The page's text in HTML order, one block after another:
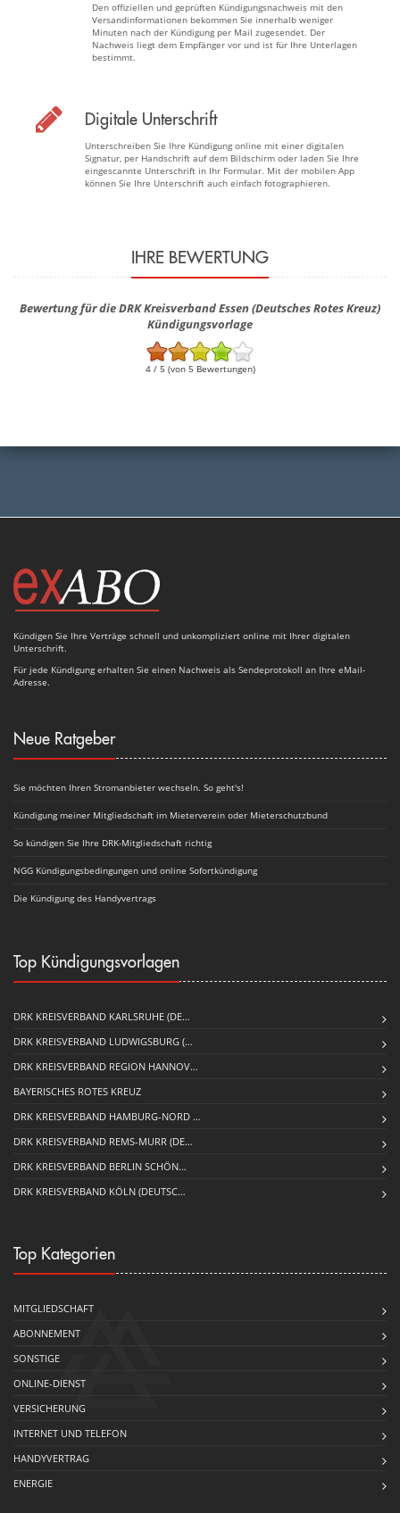
Den offiziellen und geprüften Kündigungsnachweis mit den
Versandinformationen bekommen Sie innerhalb weniger
Minuten nach der Kündigung per Mail zugesendet. Der
Nachweis liegt dem Empfänger vor und ist für Ihre Unterlagen
bestimmt.
Digitale Unterschrift
Unterschreiben Sie Ihre Kündigung online mit einer digitalen
Signatur, per Handschrift auf dem Bildschirm oder laden Sie Ihre
eingescannte Unterschrift in Ihr Formular. Mit der mobilen App
können Sie Ihre Unterschrift auch einfach fotographieren.
IHRE BEWERTUNG
Bewertung für die DRK Kreisverband Essen (Deutsches Rotes Kreuz)
Kündigungsvorlage
4 / 5 (von 5 Bewertungen)
Kündigen Sie Ihre Verträge schnell und unkompliziert online mit Ihrer digitalen
Unterschrift.
Für jede Kündigung erhalten Sie einen Nachweis als Sendeprotokoll an Ihre eMail-
Adresse.
Neue Ratgeber
Sie möchten Ihren Stromanbieter wechseln. So geht's!
Kündigung meiner Mitgliedschaft im Mieterverein oder Mieterschutzbund
So kündigen Sie Ihre DRK-Mitgliedschaft richtig
NGG Kündigungsbedingungen und online Sofortkündigung
Die Kündigung des Handyvertrags
Top Kündigungsvorlagen
DRK KREISVERBAND KARLSRUHE (DE…
DRK KREISVERBAND LUDWIGSBURG (…
DRK KREISVERBAND REGION HANNOV…
BAYERISCHES ROTES KREUZ
DRK KREISVERBAND HAMBURG-NORD …
DRK KREISVERBAND REMS-MURR (DE…
DRK KREISVERBAND BERLIN SCHÖN…
DRK KREISVERBAND KÖLN (DEUTSC…
Top Kategorien
MITGLIEDSCHAFT
ABONNEMENT
SONSTIGE
ONLINE-DIENST
VERSICHERUNG
INTERNET UND TELEFON
HANDYVERTRAG
ENERGIE